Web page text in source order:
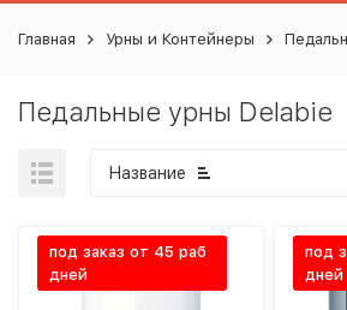
Главная Урны и Контейнеры
Педальные урны Delabie
Название
под заказ от 45 раб
дней
под
дней